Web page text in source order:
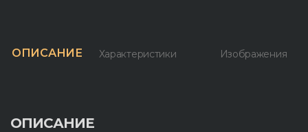
ОПИСАНИЕ Характеристики Изображения
ОПИСАНИЕ